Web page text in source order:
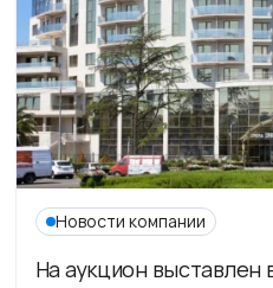
Новости компании
На аукцион выставлен